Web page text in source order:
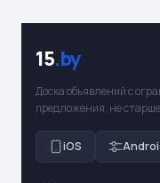
15.by
Доска объявлений с
предложения, не
iOS